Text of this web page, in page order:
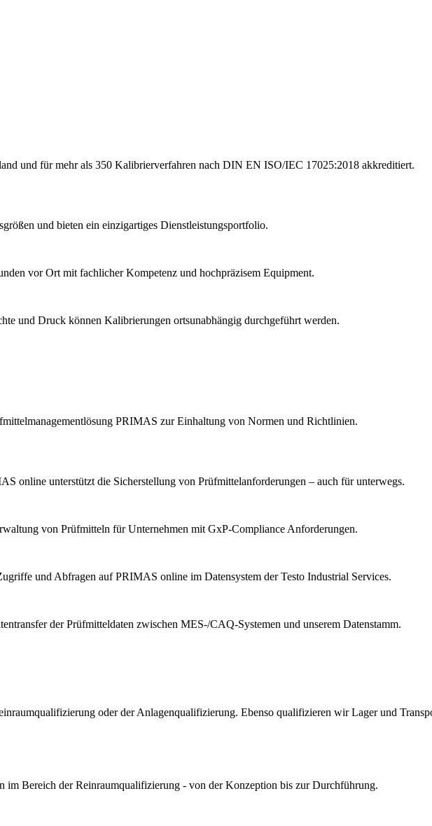
und für mehr als 350 Kalibrierverfahren nach DIN EN ISO/IEC 17025:2018 akkreditiert.
und bieten ein einzigartiges Dienstleistungsportfolio.
vor Ort mit fachlicher Kompetenz und hochpräzisem Equipment.
und Druck können Kalibrierungen ortsunabhängig durchgeführt werden.
PRIMAS zur Einhaltung von Normen und Richtlinien.
online unterstützt die Sicherstellung von Prüfmittelanforderungen – auch für unterwegs.
von Prüfmitteln für Unternehmen mit GxP-Compliance Anforderungen.
und Abfragen auf PRIMAS online im Datensystem der Testo Industrial Services.
der Prüfmitteldaten zwischen MES-/CAQ-Systemen und unserem Datenstamm.
oder der Anlagenqualifizierung. Ebenso qualifizieren wir Lager und
im Bereich der Reinraumqualifizierung - von der Konzeption bis zur Durchführung.